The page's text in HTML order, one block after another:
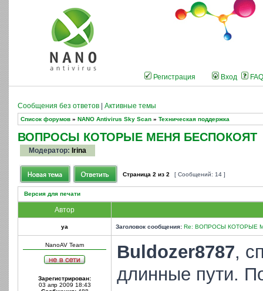
Регистрация Вход FAQ
Сообщения без ответов Активные темы
Список форумов » NANO Antivirus Sky Scan » Техническая поддержка
ВОПРОСЫ КОТОРЫЕ МЕНЯ БЕСПОКОЯТ
Модератор: Irina
Страница 2 из 2 [ Сообщений: 14 ]
Версия для печати
Автор
ya Заголовок сообщения: Re: ВОПРОСЫ КОТОРЫЕ
NanoAV Team
Зарегистрирован:
03 апр 2009 18:43
Buldozer8787,
длинные пути.